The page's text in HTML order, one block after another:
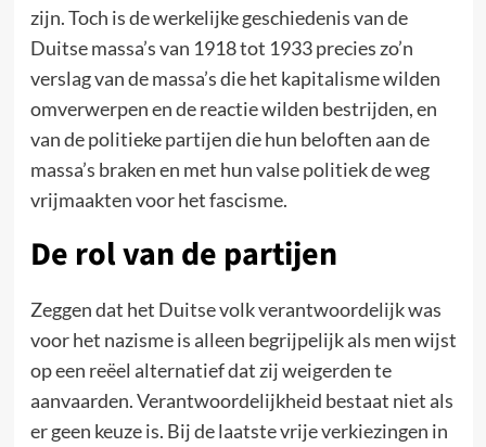
zijn. Toch is de werkelijke geschiedenis van de
Duitse massa’s van 1918 tot 1933 precies zo’n
verslag van de massa’s die het kapitalisme wilden
omverwerpen en de reactie wilden bestrijden, en
van de politieke partijen die hun beloften aan de
massa’s braken en met hun valse politiek de weg
vrijmaakten voor het fascisme.
De rol van de partijen
Zeggen dat het Duitse volk verantwoordelijk was
voor het nazisme is alleen begrijpelijk als men wijst
op een reëel alternatief dat zij weigerden te
aanvaarden. Verantwoordelijkheid bestaat niet als
er geen keuze is. Bij de laatste vrije verkiezingen in